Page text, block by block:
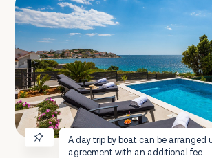
A day trip by boat can be arranged
agreement with an additional fee.